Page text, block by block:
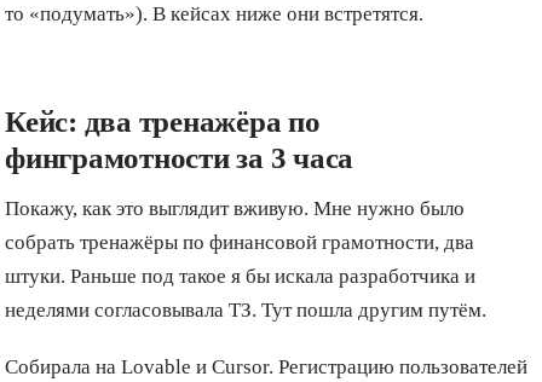
то «подумать»). В кейсах ниже они встретятся.
Кейс: два тренажёра по
финграмотности за 3 часа
Покажу, как это выглядит вживую. Мне нужно было
собрать тренажёры по финансовой грамотности, два
штуки. Раньше под такое я бы искала разработчика и
неделями согласовывала ТЗ. Тут пошла другим путём.
Собирала на Lovable и Cursor. Регистрацию пользователей